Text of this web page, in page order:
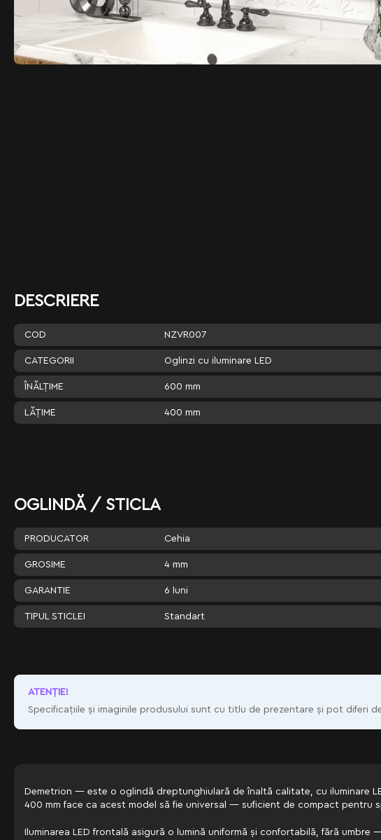
DESCRIERE
COD NZVR007
CATEGORII Oglinzi cu iluminare LED
ÎNĂLŢIME 600 mm
LĂŢIME 400 mm
OGLINDĂ / STICLA
PRODUCATOR Cehia
GROSIME 4 mm
GARANTIE 6 luni
TIPUL STICLEI Standart
ATENŢIE!
Specificațiile și imaginile produsului sunt cu titlu de prezentare și pot diferi
Demetrion — este o oglindă dreptunghiulară de înaltă calitate, cu iluminare
400 mm face ca acest model să fie universal — suficient de compact pentru
Iluminarea LED frontală asigură o lumină uniformă și confortabilă, fără